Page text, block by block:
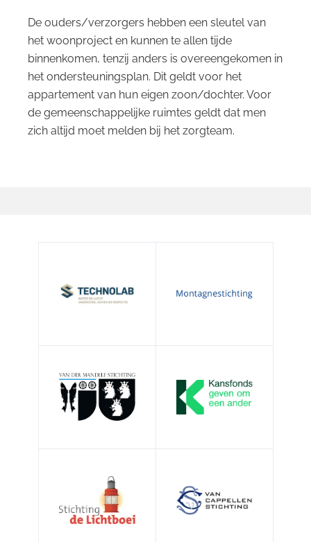
De ouders/verzorgers hebben een sleutel van
het woonproject en kunnen te allen tijde
binnenkomen, tenzij anders is overeengekomen in
het ondersteuningsplan. Dit geldt voor het
appartement van hun eigen zoon/dochter. Voor
de gemeenschappelijke ruimtes geldt dat men
zich altijd moet melden bij het zorgteam.